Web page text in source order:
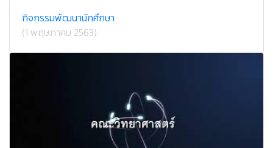
กิจกรรมพัฒนานักศึกษา
(1 พฤษภาคม 2563)